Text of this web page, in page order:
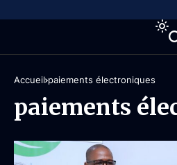
Accueil paiements électroniques
paiements